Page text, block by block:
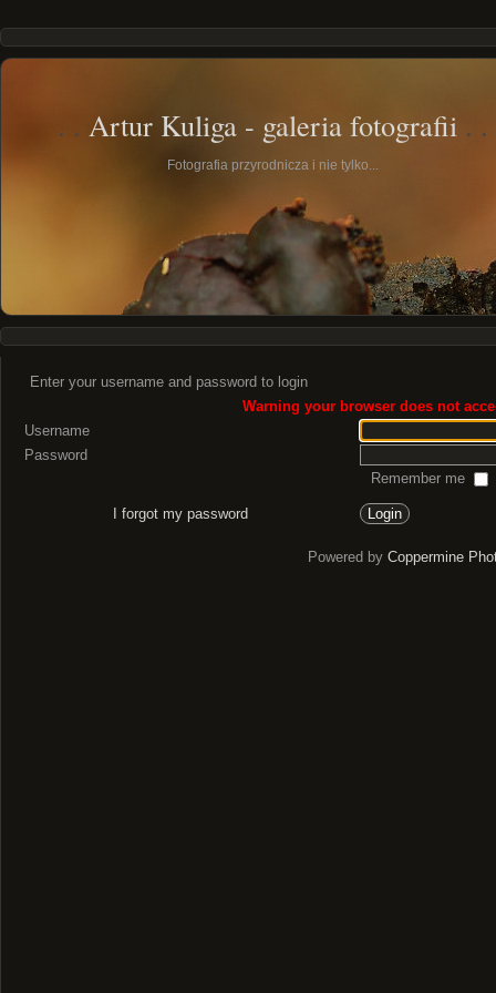
Artur Kuliga - galeria fotografii
Fotografia przyrodnicza i nie tylko...
Enter your username and password to login
Warning your browser does not
Username
Password
Remember me
I forgot my password
Powered by Coppermine